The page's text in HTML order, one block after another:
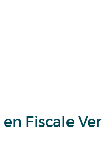
Fiscale